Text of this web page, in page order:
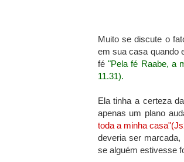
Muito se discute o
em sua casa quando
fé "Pela fé Raabe, a
11.31).
Ela tinha a certeza
apenas um plano
toda a minha
deveriaser marcada,
se alguém estivesse